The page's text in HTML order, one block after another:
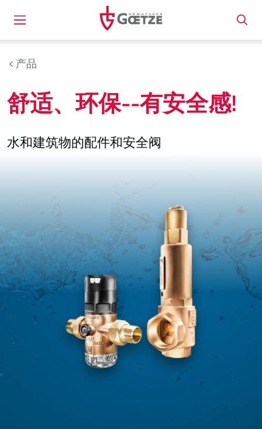
产品
舒适、环保--有安全感!
水和建筑物的配件和安全阀